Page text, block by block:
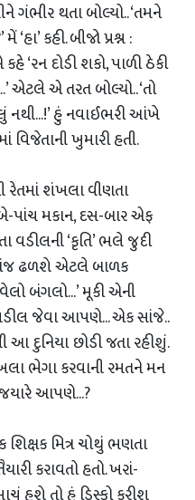
ગંભીર થતા બોલ્યો.. ‘તમને
કહી. બીજો પ્રશ્ન :
કહે ‘રન દોડી શકો, પાળી ઠેકી
એટલે એ તરત બોલ્યો.. ‘તો
હું નવાઈભરી આંખે
વિજેતાની ખુમારી હતી.
રેતમાં શંખલા વીણતા
પાંચ મકાન, દસ-બાર એફ
વડીલની ‘કૃતિ’ ભલે જુદી
ઢળશે એટલે બાળક
બંગલો...’ મૂકી એની
જેવા આપણે... એક સાંજે..
આ દુનિયા છોડી જતા રહીશું.
ભેગા કરવાની રમતને મન
જયારે આપણે...?
મિત્ર ચોથું ભણતા
કરાવતો હતો. ખરાં-